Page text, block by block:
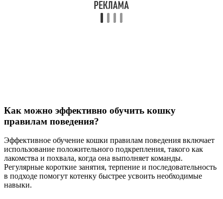
Как можно эффективно обучить кошку
правилам поведения?
Эффективное обучение кошки правилам поведения включает
использование положительного подкрепления, такого как
лакомства и похвала, когда она выполняет команды.
Регулярные короткие занятия, терпение и последовательность
в подходе помогут котенку быстрее усвоить необходимые
навыки.